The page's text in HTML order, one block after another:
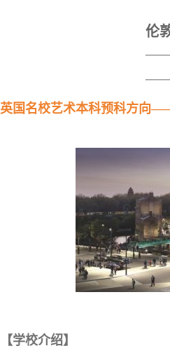
伦
英国名校艺术本科预科方向
【学校介绍】